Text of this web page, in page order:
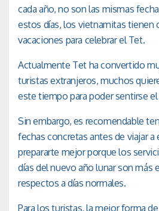
cada año, no son las mismas
estos días, los vietnamitas tienen
vacaciones para celebrar el Tet.
Actualmente Tet ha convertido
turistas extranjeros, muchos
este tiempo para poder sentirse
Sin embargo, es recomendable
fechas concretas antes de viajar a
prepararte mejor porque los
días del nuevo año lunar son más
respectos a días normales.
Para los turistas, la mejor forma